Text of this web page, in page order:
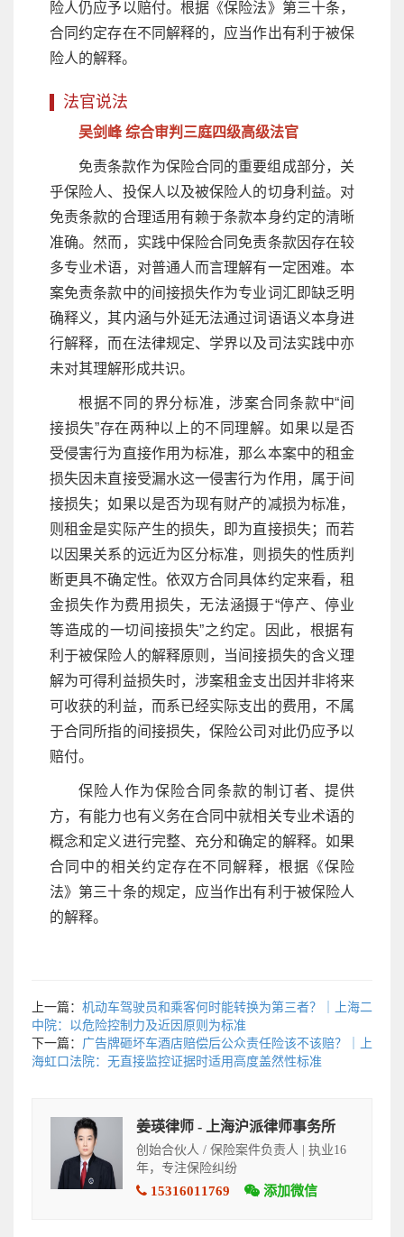
险人仍应予以赔付。根据《保险法》第三十条，
合同约定存在不同解释的，应当作出有利于被保
险人的解释。
法官说法
吴剑峰 综合审判三庭四级高级法官
免责条款作为保险合同的重要组成部分，关
乎保险人、投保人以及被保险人的切身利益。对
免责条款的合理适用有赖于条款本身约定的清晰
准确。然而，实践中保险合同免责条款因存在较
多专业术语，对普通人而言理解有一定困难。本
案免责条款中的间接损失作为专业词汇即缺乏明
确释义，其内涵与外延无法通过词语语义本身进
行解释，而在法律规定、学界以及司法实践中亦
未对其理解形成共识。
根据不同的界分标准，涉案合同条款中“间
接损失”存在两种以上的不同理解。如果以是否
受侵害行为直接作用为标准，那么本案中的租金
损失因未直接受漏水这一侵害行为作用，属于间
接损失；如果以是否为现有财产的减损为标准，
则租金是实际产生的损失，即为直接损失；而若
以因果关系的远近为区分标准，则损失的性质判
断更具不确定性。依双方合同具体约定来看，租
金损失作为费用损失，无法涵摄于“停产、停业
等造成的一切间接损失”之约定。因此，根据有
利于被保险人的解释原则，当间接损失的含义理
解为可得利益损失时，涉案租金支出因并非将来
可收获的利益，而系已经实际支出的费用，不属
于合同所指的间接损失，保险公司对此仍应予以
赔付。
保险人作为保险合同条款的制订者、提供
方，有能力也有义务在合同中就相关专业术语的
概念和定义进行完整、充分和确定的解释。如果
合同中的相关约定存在不同解释，根据《保险
法》第三十条的规定，应当作出有利于被保险人
的解释。
上一篇： 机动车驾驶员和乘客何时能转换为第三者？｜上海二
中院：以危险控制力及近因原则为标准
下一篇： 广告牌砸坏车酒店赔偿后公众责任险该不该赔？｜上
海虹口法院：无直接监控证据时适用高度盖然性标准
姜瑛律师 - 上海沪派律师事务所
创始合伙人 / 保险案件负责人 | 执业16
年，专注保险纠纷
15316011769 添加微信